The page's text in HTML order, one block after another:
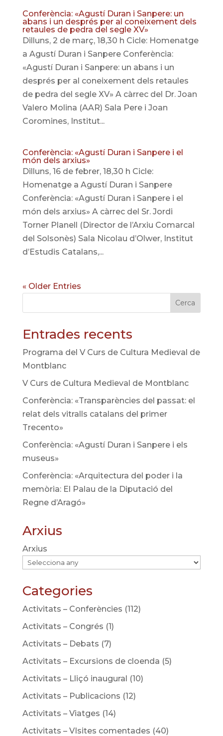
Conferència: «Agustí Duran i Sanpere: un
abans i un després per al coneixement dels
retaules de pedra del segle XV»
Dilluns, 2 de març, 18,30 h Cicle: Homenatge
a Agustí Duran i Sanpere Conferència:
«Agustí Duran i Sanpere: un abans i un
després per al coneixement dels retaules
de pedra del segle XV» A càrrec del Dr. Joan
Valero Molina (AAR) Sala Pere i Joan
Coromines, Institut...
Conferència: «Agustí Duran i Sanpere i el
món dels arxius»
Dilluns, 16 de febrer, 18,30 h Cicle:
Homenatge a Agustí Duran i Sanpere
Conferència: «Agustí Duran i Sanpere i el
món dels arxius» A càrrec del Sr. Jordi
Torner Planell (Director de l’Arxiu Comarcal
del Solsonès) Sala Nicolau d’Olwer, Institut
d’Estudis Catalans,...
« Older Entries
Cerca
Entrades recents
Programa del V Curs de Cultura Medieval de
Montblanc
V Curs de Cultura Medieval de Montblanc
Conferència: «Transparències del passat: el
relat dels vitralls catalans del primer
Trecento»
Conferència: «Agustí Duran i Sanpere i els
museus»
Conferència: «Arquitectura del poder i la
memòria: El Palau de la Diputació del
Regne d’Aragó»
Arxius
Arxius
Categories
Activitats – Conferències (112)
Activitats – Congrés (1)
Activitats – Debats (7)
Activitats – Excursions de cloenda (5)
Activitats – Lliçó inaugural (10)
Activitats – Publicacions (12)
Activitats – Viatges (14)
Activitats – VIsites comentades (40)